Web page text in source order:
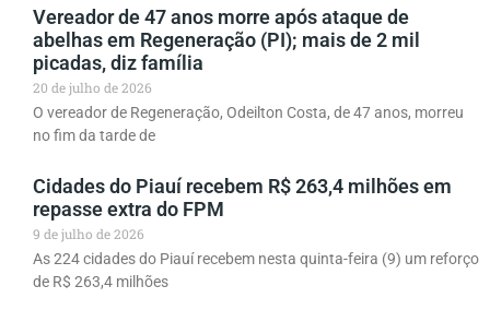
Vereador de 47 anos morre após ataque de
abelhas em Regeneração (PI); mais de 2 mil
picadas, diz família
20 de julho de 2026
O vereador de Regeneração, Odeilton Costa, de 47 anos, morreu
no fim da tarde de
Cidades do Piauí recebem R$ 263,4 milhões em
repasse extra do FPM
9 de julho de 2026
As 224 cidades do Piauí recebem nesta quinta-feira (9) um reforço
de R$ 263,4 milhões